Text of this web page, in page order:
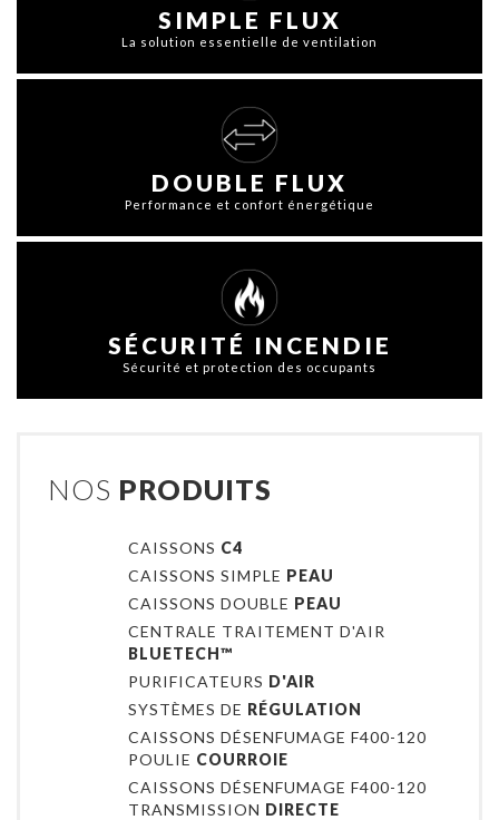
SIMPLE FLUX
La solution essentielle de ventilation
DOUBLE FLUX
Performance et confort énergétique
SÉCURITÉ INCENDIE
Sécurité et protection des occupants
NOS PRODUITS
CAISSONS C4
CAISSONS SIMPLE PEAU
CAISSONS DOUBLE PEAU
CENTRALE TRAITEMENT D'AIR
BLUETECH™
PURIFICATEURS D'AIR
SYSTÈMES DE RÉGULATION
CAISSONS DÉSENFUMAGE F400-120
POULIE COURROIE
CAISSONS DÉSENFUMAGE F400-120
TRANSMISSION DIRECTE